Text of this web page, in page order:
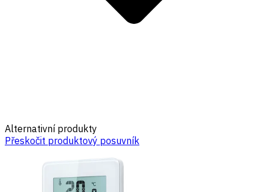
Alternativní produkty
Přeskočit produktový posuvník